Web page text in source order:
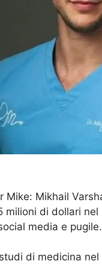
Mike: Mikhail
milioni di dollari
media e pugile.
di medicina